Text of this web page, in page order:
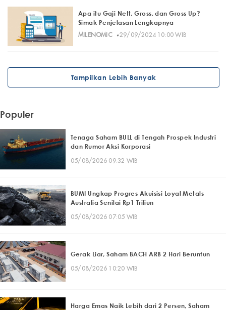
Apa itu Gaji Nett, Gross, dan Gross Up?
Simak Penjelasan Lengkapnya
MILENOMIC· 29/09/2024 10:00 WIB
Tampilkan Lebih Banyak
Populer
Tenaga Saham BULL di Tengah Prospek Industri
dan Rumor Aksi Korporasi
05/08/2026 09:32 WIB
BUMI Ungkap Progres Akuisisi Loyal Metals
Australia Senilai Rp1 Triliun
05/08/2026 07:05 WIB
Gerak Liar, Saham BACH ARB 2 Hari Beruntun
05/08/2026 10:20 WIB
Harga Emas Naik Lebih dari 2 Persen, Saham